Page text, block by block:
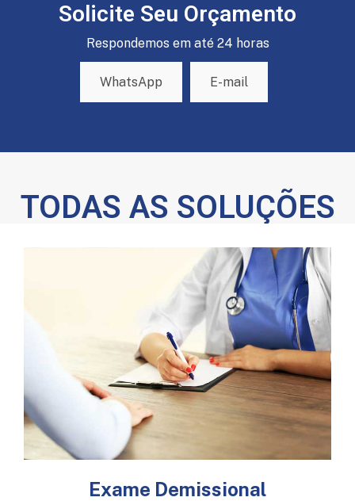
Solicite Seu Orçamento
Respondemos em até 24 horas
WhatsApp E-mail
TODAS AS SOLUÇÕES
Exame Demissional